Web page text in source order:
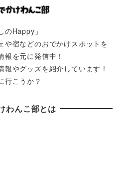
のHappy」
や宿などのおでかけスポットを
を元に発信中！
やグッズを紹介しています！
行こうか？
わんこ部とは